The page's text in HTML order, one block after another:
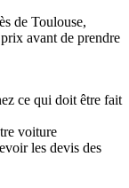
de Toulouse,
avant de prendre
ce qui doit être fait
voiture
les devis des